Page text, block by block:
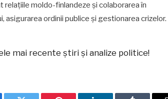
moldo-finlandeze și colaborarea în
asigurarea ordinii publice și gestionarea crizelor.
mai recente știri și analize politice!